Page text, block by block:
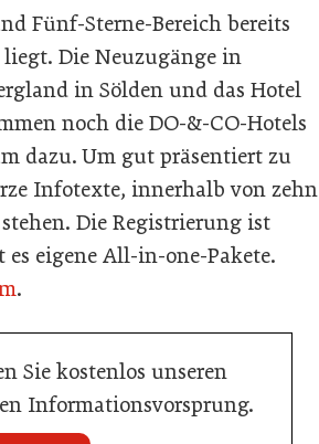
Fünf-Sterne-Bereich bereits
Die Neuzugänge in
in Sölden und das Hotel
noch die DO-&-CO-Hotels
dazu. Um gut präsentiert zu
Infotexte, innerhalb von zehn
Die Registrierung ist
eigene All-in-one-Pakete.
.
Sie kostenlos unseren
Informationsvorsprung.